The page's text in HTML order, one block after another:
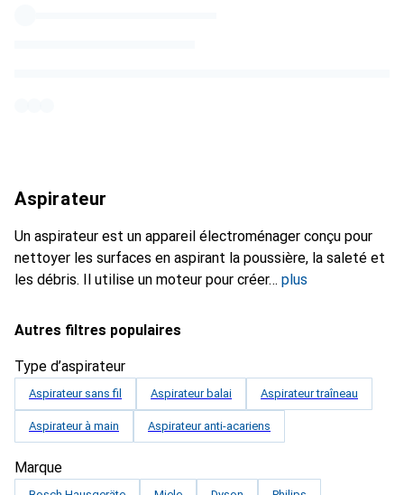
Aspirateur
Un aspirateur est un appareil électroménager conçu pour
nettoyer les surfaces en aspirant la poussière, la saleté et
les débris. Il utilise un moteur pour créer
plus
Autres filtres populaires
Type d’aspirateur
Aspirateur sans fil Aspirateur balai Aspirateur traîneau
Aspirateur à main Aspirateur anti-acariens
Marque